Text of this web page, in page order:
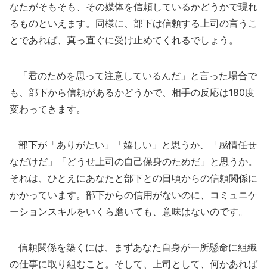
なたがそもそも、その媒体を信頼しているかどうかで現れ
るものといえます。同様に、部下は信頼する上司の言うこ
とであれば、真っ直ぐに受け止めてくれるでしょう。
「君のためを思って注意しているんだ」と言った場合で
も、部下から信頼があるかどうかで、相手の反応は180度
変わってきます。
部下が「ありがたい」「嬉しい」と思うか、「感情任せ
なだけだ」「どうせ上司の自己保身のためだ」と思うか。
それは、ひとえにあなたと部下との日頃からの信頼関係に
かかっています。部下からの信用がないのに、コミュニケ
ーションスキルをいくら磨いても、意味はないのです。
信頼関係を築くには、まずあなた自身が一所懸命に組織
の仕事に取り組むこと。そして、上司として、何かあれば